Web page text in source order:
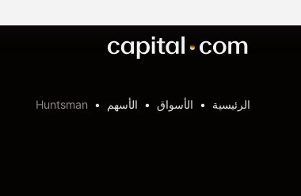
الرئيسية الأسواق الأسهم Huntsman